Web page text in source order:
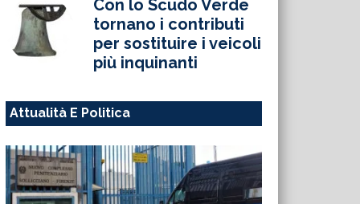
Con lo Scudo Verde
tornano i contributi
per sostituire i veicoli
più inquinanti
Attualità E Politica